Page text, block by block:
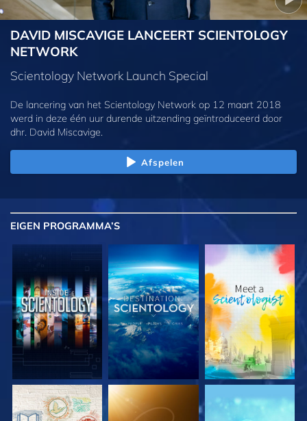
DAVID MISCAVIGE LANCEERT SCIENTOLOGY
NETWORK
Scientology Network Launch Special
De lancering van het Scientology Network op 12 maart 2018
werd in deze één uur durende uitzending geïntroduceerd door
dhr. David Miscavige.
Afspelen
EIGEN PROGRAMMA’S